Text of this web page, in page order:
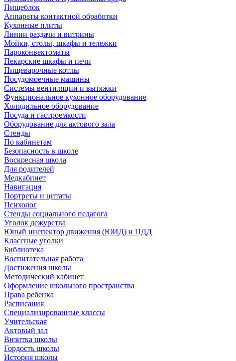
Пищеблок
Аппараты контактной обработки
Кухонные плиты
Линии раздачи и витрины
Мойки, столы, шкафы и тележки
Пароконвектоматы
Пекарские шкафы и печи
Пищеварочные котлы
Посудомоечные машины
Системы вентиляции и вытяжки
Функциональное кухонное оборудование
Холодильное оборудование
Посуда и гастроемкости
Оборудование для актового зала
Стенды
По кабинетам
Безопасность в школе
Воскресная школа
Для родителей
Медкабинет
Навигация
Портреты и цитаты
Психолог
Стенды социального педагога
Уголок дежурства
Юный инспектор движения (ЮИД) и ПДД
Классные уголки
Библиотека
Воспитательная работа
Достижения школы
Методический кабинет
Оформление школьного пространства
Права ребенка
Расписания
Специализированные классы
Учительская
Актовый зал
Визитка школы
Гордость школы
История школы